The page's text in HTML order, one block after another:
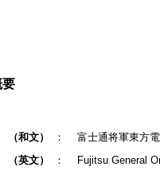
（和文）
：
富士通将軍東方
（英文）
：
Fujitsu General